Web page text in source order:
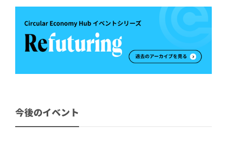
今後のイベント